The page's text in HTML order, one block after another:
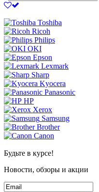
Toshiba
Ricoh
Philips
OKI
Epson
Lexmark
Sharp
Kyocera
Panasonic
HP
Xerox
Samsung
Brother
Canon
Будьте в курсе!
Новости, обзоры и акции